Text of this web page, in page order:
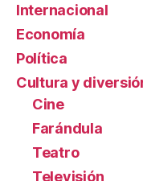
Internacional
Economía
Política
Cultura y
Cine
Farándula
Teatro
Televisión